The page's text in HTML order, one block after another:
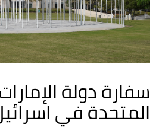
سفارة دولة
المتحدة في